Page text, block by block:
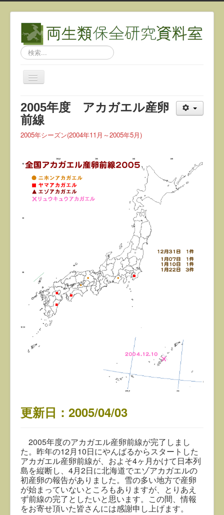
検
索...
ナ
ビ
ー
シ
ョ
ン
を
り
替
え
2005年度 アカガエル産卵
前線
2005年シーズン(2004年11月～2005年5月)
更新日：2005/04/03
2005年度のアカガエル産卵前線が完了しまし
た。昨年の12月10日にやんばるからスタートした
アカガエル産卵前線が、およそ4ヶ月かけて日本列
島を縦断し、4月2日に北海道でエゾアカガエルの
初産卵の報告がありました。雪の多い地方で産卵
が始まっていないところもありますが、とりあえ
ず前線の完了としたいと思います。この間、情報
をお寄せ頂いた皆さんには感謝申し上げます。